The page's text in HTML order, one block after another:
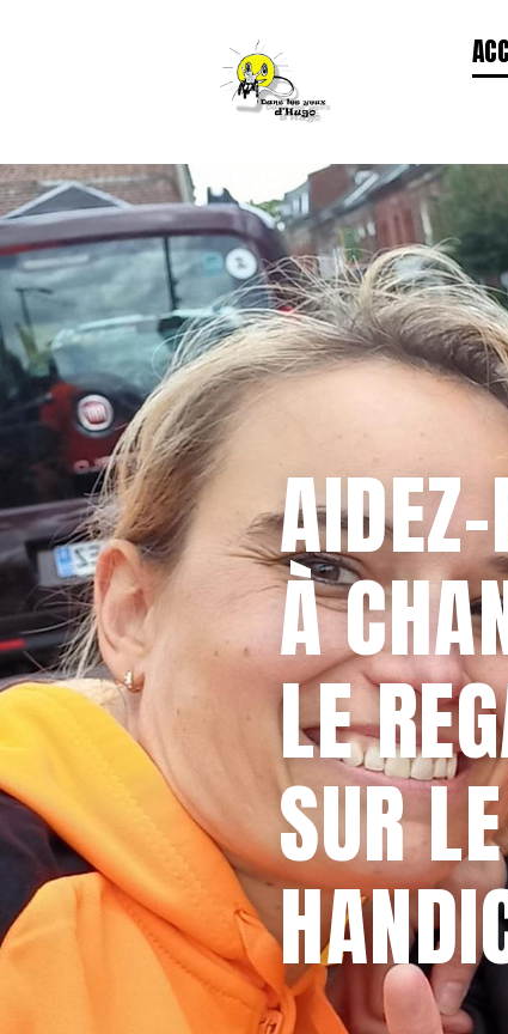
À
LE
SUR LE